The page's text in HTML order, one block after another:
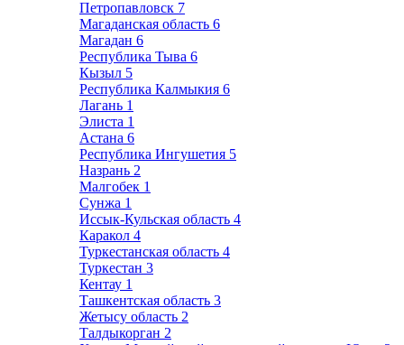
Петропавловск 7
Магаданская область 6
Магадан 6
Республика Тыва 6
Кызыл 5
Республика Калмыкия 6
Лагань 1
Элиста 1
Астана 6
Республика Ингушетия 5
Назрань 2
Малгобек 1
Сунжа 1
Иссык-Кульская область 4
Каракол 4
Туркестанская область 4
Туркестан 3
Кентау 1
Ташкентская область 3
Жетысу область 2
Талдыкорган 2